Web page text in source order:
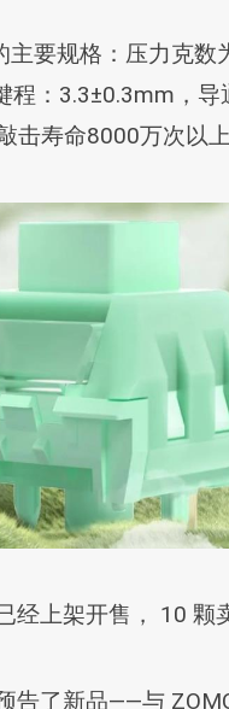
主要规格：压力克数
：3.3±0.3mm，导
击寿命8000万次以上
经上架开售， 10 颗
告了新品——与